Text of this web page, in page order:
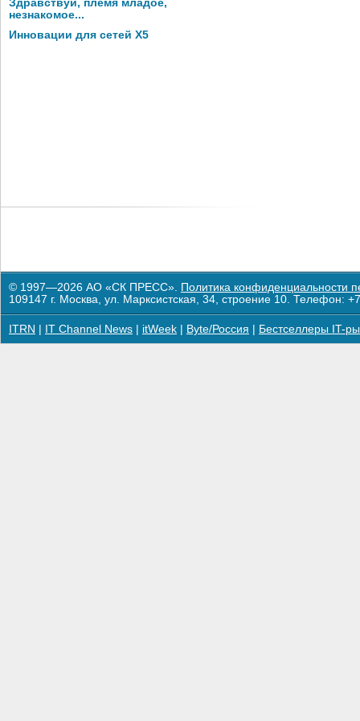
Здравствуй, племя младое,
незнакомое...
Инновации для сетей X5
© 1997—2026 АО «СК ПРЕСС». Политика конфиденциальности
109147 г. Москва, ул. Марксистская, 34, строение 10. Телефон:
ITRN IT Channel News itWeek Byte/Россия Бестселлеры IT-